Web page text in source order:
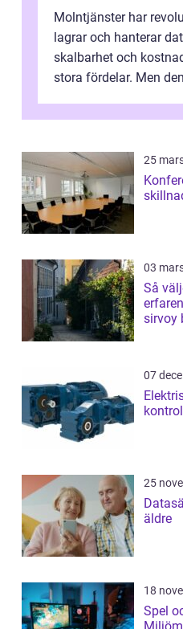
Molntjänster har
lagrar och hanterar
skalbarhet och
stora fördelar. Men
25
Konferens
03
Så
sirvoy
07
25
äldre
18
Spel